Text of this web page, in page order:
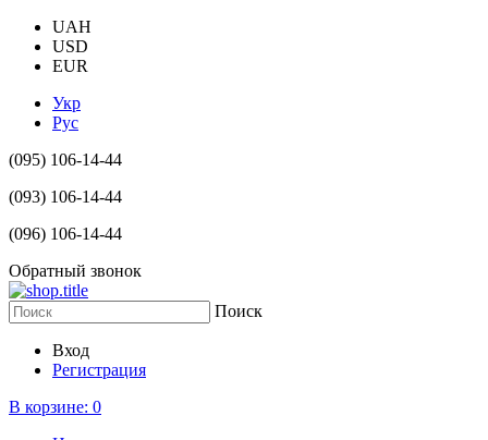
UAH
USD
EUR
Укр
Рус
(095) 106-14-44
(093) 106-14-44
(096) 106-14-44
Обратный звонок
Поиск
Вход
Регистрация
В корзине: 0